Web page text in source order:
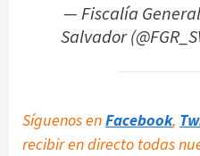
— Fiscalía
Salvador
Síguenos enFacebook,
recibir en directo todas